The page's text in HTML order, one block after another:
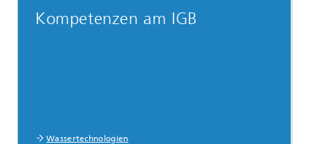
Kompetenzen am IGB
Wassertechnologien